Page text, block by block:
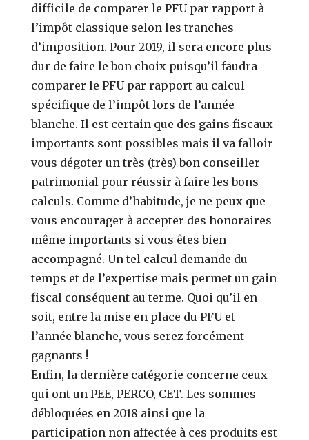
difficile de comparer le PFU par rapport à
l’impôt classique selon les tranches
d’imposition. Pour 2019, il sera encore plus
dur de faire le bon choix puisqu’il faudra
comparer le PFU par rapport au calcul
spécifique de l’impôt lors de l’année
blanche. Il est certain que des gains fiscaux
importants sont possibles mais il va falloir
vous dégoter un très (très) bon conseiller
patrimonial pour réussir à faire les bons
calculs. Comme d’habitude, je ne peux que
vous encourager à accepter des honoraires
même importants si vous êtes bien
accompagné. Un tel calcul demande du
temps et de l’expertise mais permet un gain
fiscal conséquent au terme. Quoi qu’il en
soit, entre la mise en place du PFU et
l’année blanche, vous serez forcément
gagnants !
Enfin, la dernière catégorie concerne ceux
qui ont un PEE, PERCO, CET. Les sommes
débloquées en 2018 ainsi que la
participation non affectée à ces produits est